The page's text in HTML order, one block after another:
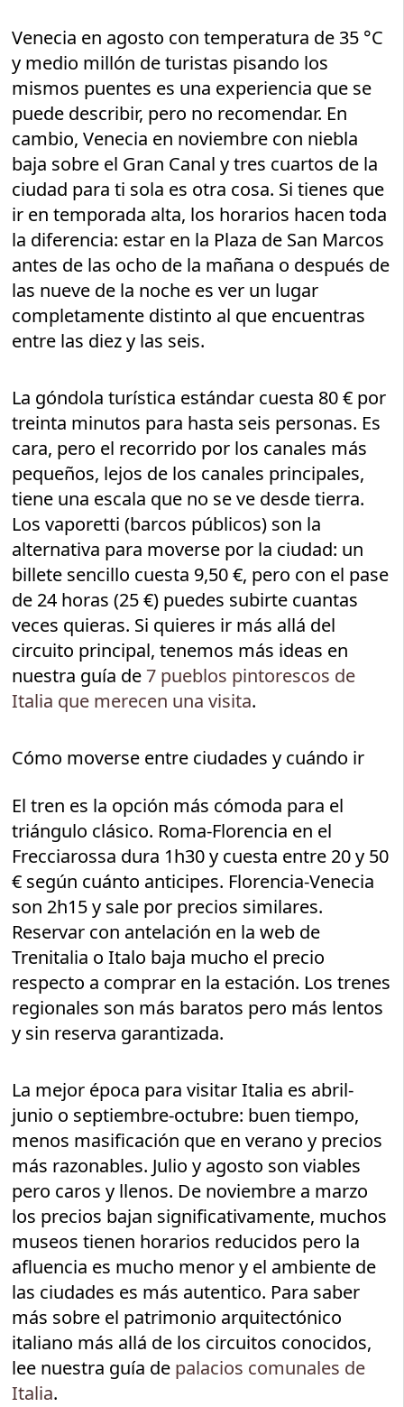
Venecia en agosto con temperatura de 35 °C
y medio millón de turistas pisando los
mismos puentes es una experiencia que se
puede describir, pero no recomendar. En
cambio, Venecia en noviembre con niebla
baja sobre el Gran Canal y tres cuartos de la
ciudad para ti sola es otra cosa. Si tienes que
ir en temporada alta, los horarios hacen toda
la diferencia: estar en la Plaza de San Marcos
antes de las ocho de la mañana o después de
las nueve de la noche es ver un lugar
completamente distinto al que encuentras
entre las diez y las seis.
La góndola turística estándar cuesta 80 € por
treinta minutos para hasta seis personas. Es
cara, pero el recorrido por los canales más
pequeños, lejos de los canales principales,
tiene una escala que no se ve desde tierra.
Los vaporetti (barcos públicos) son la
alternativa para moverse por la ciudad: un
billete sencillo cuesta 9,50 €, pero con el pase
de 24 horas (25 €) puedes subirte cuantas
veces quieras. Si quieres ir más allá del
circuito principal, tenemos más ideas en
nuestra guía de7 pueblos pintorescos de
Italia que merecen una visita.
Cómo moverse entre ciudades y cuándo ir
El tren es la opción más cómoda para el
triángulo clásico. Roma-Florencia en el
Frecciarossa dura 1h30 y cuesta entre 20 y 50
€ según cuánto anticipes. Florencia-Venecia
son 2h15 y sale por precios similares.
Reservar con antelación en la web de
Trenitalia o Italo baja mucho el precio
respecto a comprar en la estación. Los trenes
regionales son más baratos pero más lentos
y sin reserva garantizada.
La mejor época para visitar Italia es abril-
junio o septiembre-octubre: buen tiempo,
menos masificación que en verano y precios
más razonables. Julio y agosto son viables
pero caros y llenos. De noviembre a marzo
los precios bajan significativamente, muchos
museos tienen horarios reducidos pero la
afluencia es mucho menor y el ambiente de
las ciudades es más autentico. Para saber
más sobre el patrimonio arquitectónico
italiano más allá de los circuitos conocidos,
lee nuestra guía de palacios comunales de
Italia.